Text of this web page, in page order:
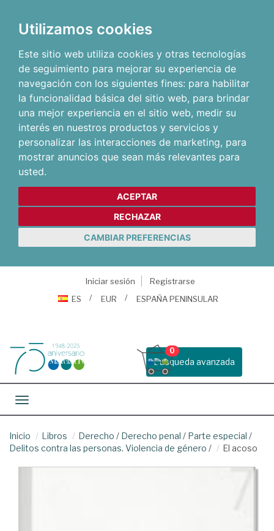
Utilizamos cookies
Este sitio web utiliza cookies y otras tecnologías
de seguimiento para mejorar su experiencia de
navegación con los siguientes fines: para habilitar
la funcionalidad básica del sitio web, para brindar
una mejor experiencia en el sitio web, medir su
interés en nuestros productos y servicios y
personalizar las interacciones de marketing, para
mostrar anuncios que sean más relevantes para
usted.
ACEPTAR
RECHAZAR
CAMBIAR PREFERENCIAS
Iniciar sesión
Registrarse
ES
EUR ESPAÑA PENINSULAR
Busqueda avanzada
0
Toggle navigation
Inicio Libros Derecho / Derecho penal / Parte especial /
Delitos contra las personas. Violencia de género / El acoso